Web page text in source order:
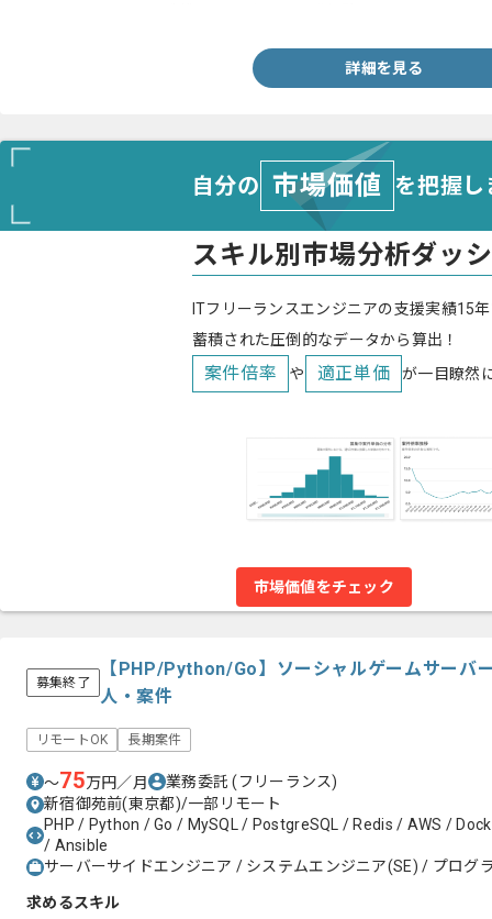
詳細を見る
自分の 市場価値 を把握
スキル別市場分析ダッ
ITフリーランスエンジニアの支援実績15
蓄積された圧倒的なデータから算出！
案件倍率 や 適正単価 が一目瞭然
市場価値をチェック
募集終了
【PHP/Python/Go】ソーシャルゲームサーバ
人・案件
リモートOK 長期案件
〜75万円／月 業務委託(フリーランス)
新宿御苑前(東京都)/一部リモート
PHP / Python / Go / MySQL / PostgreSQL / Redis / AWS /
/ Ansible
サーバーサイドエンジニア / システムエンジニア(SE) / プログ
求めるスキル